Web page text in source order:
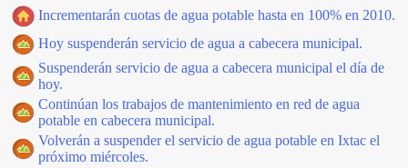
Incrementarán cuotas de agua potable hasta en 100% en 2010.
Hoy suspenderán servicio de agua a cabecera municipal.
Suspenderán servicio de agua a cabecera municipal el día de
hoy.
Continúan los trabajos de mantenimiento en red de agua
potable en cabecera municipal.
Volverán a suspender el servicio de agua potable en Ixtac el
próximo miércoles.